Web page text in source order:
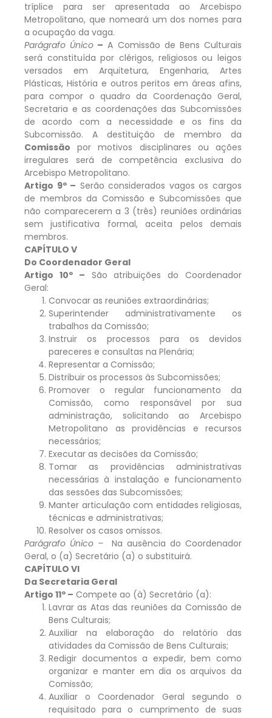
tríplice para ser apresentada ao Arcebispo
Metropolitano, que nomeará um dos nomes para
a ocupação da vaga.
Parágrafo Único – A Comissão de Bens Culturais
será constituída por clérigos, religiosos ou leigos
versados em Arquitetura, Engenharia, Artes
Plásticas, História e outros peritos em áreas afins,
para compor o quadro da Coordenação Geral,
Secretaria e as coordenações das Subcomissões
de acordo com a necessidade e os fins da
Subcomissão. A destituição de membro da
Comissão por motivos disciplinares ou ações
irregulares será de competência exclusiva do
Arcebispo Metropolitano.
Artigo 9º – Serão considerados vagos os cargos
de membros da Comissão e Subcomissões que
não comparecerem a 3 (três) reuniões ordinárias
sem justificativa formal, aceita pelos demais
membros.
CAPÍTULO V
Do Coordenador Geral
Artigo 10º – São atribuições do Coordenador
Geral:
Convocar as reuniões extraordinárias;
Superintender administrativamente os
trabalhos da Comissão;
Instruir os processos para os devidos
pareceres e consultas na Plenária;
Representar a Comissão;
Distribuir os processos às Subcomissões;
Promover o regular funcionamento da
Comissão, como responsável por sua
administração, solicitando ao Arcebispo
Metropolitano as providências e recursos
necessários;
Executar as decisões da Comissão;
Tomar as providências administrativas
necessárias à instalação e funcionamento
das sessões das Subcomissões;
Manter articulação com entidades religiosas,
técnicas e administrativas;
Resolver os casos omissos.
Parágrafo Único –
Na ausência do Coordenador
Geral, o (a) Secretário (a) o substituirá.
CAPÍTULO VI
Da Secretaria Geral
Artigo 11º – Compete ao (à) Secretário (a):
Lavrar as Atas das reuniões da Comissão de
Bens Culturais;
Auxiliar na elaboração do relatório das
atividades da Comissão de Bens Culturais;
Redigir documentos a expedir, bem como
organizar e manter em dia os arquivos da
Comissão;
Auxiliar o Coordenador Geral segundo o
requisitado para o cumprimento de suas